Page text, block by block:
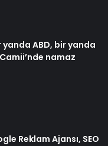
yanda ABD, bir yanda
namaz
Reklam Ajansı, SEO